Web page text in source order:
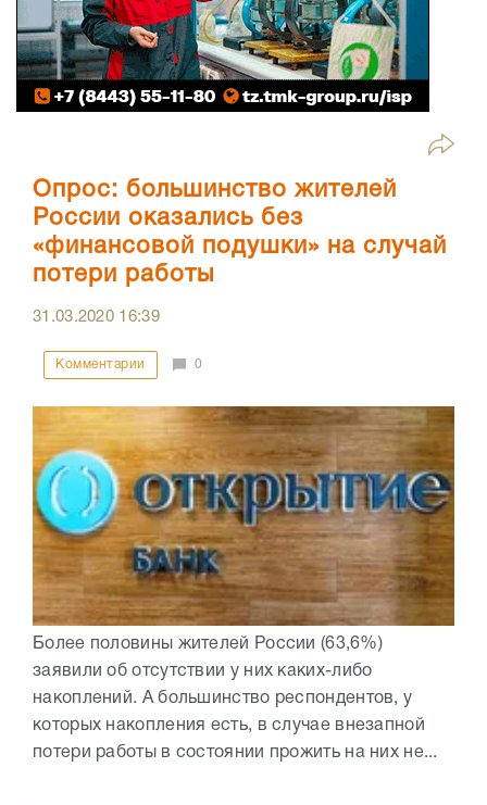
Опрос: большинство жителей
России оказались без
«финансовой подушки» на случай
потери работы
31.03.2020 16:39
Комментарии 0
Более половины жителей России (63,6%)
заявили об отсутствии у них каких-либо
накоплений. А большинство респондентов, у
которых накопления есть, в случае внезапной
потери работы в состоянии прожить на них не...